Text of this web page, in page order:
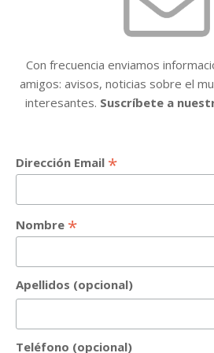
Con frecuencia enviamos
amigos: avisos, noticias sobre el
interesantes. Suscríbete a
Dirección Email *
Nombre *
Apellidos (opcional)
Teléfono (opcional)